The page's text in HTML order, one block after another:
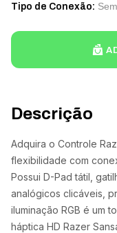
Descrição
Adquira o Controle
flexibilidade com
Possui D-Pad tátil,
analógicos clicáveis,
iluminação RGB é um
háptica HD Razer
Tipo de Conexão: